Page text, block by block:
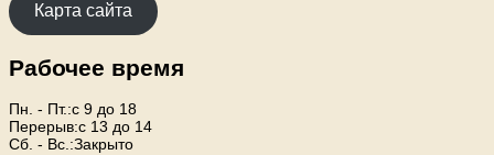
Карта сайта
Рабочее время
Пн. - Пт.:с 9 до 18
Перерыв:с 13 до 14
Сб. - Вс.:Закрыто